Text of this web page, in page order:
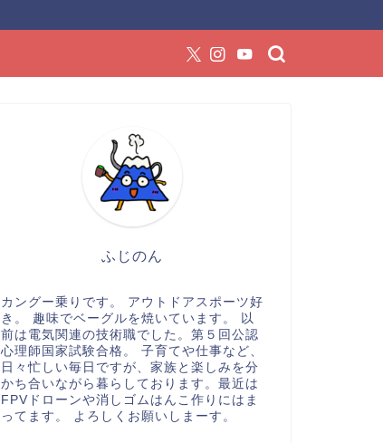
ふじのん
カングー乗りです。 アウトドアスポーツ好
き。 趣味でベーグルを焼いています。 以
前は電気関連の技術職でした。第５回公認
心理師国家試験合格。 子育てや仕事など、
日々忙しい毎日ですが、家族と楽しみを分
かち合いながら暮らしております。最近は
FPVドローンや消しゴムはんこ作りにはま
ってます。 よろしくお願いしまーす。